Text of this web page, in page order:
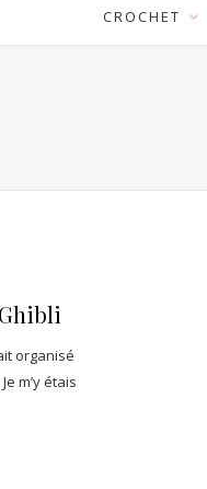
CROCHET
organisé
m’y étais